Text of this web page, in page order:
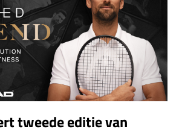
tweede editie van